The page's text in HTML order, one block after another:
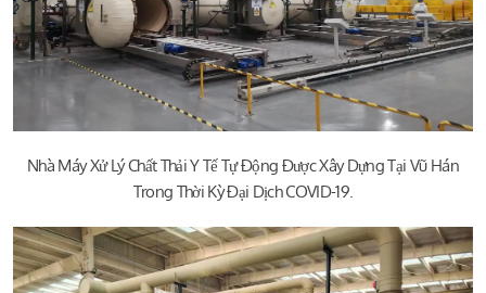
Nhà Máy Xử Lý Chất Thải Y Tế Tự Động Được Xây Dựng Tại Vũ Hán
Trong Thời Kỳ Đại Dịch COVID-19.